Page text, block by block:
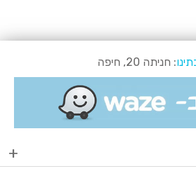
: חניתה 20, חיפה